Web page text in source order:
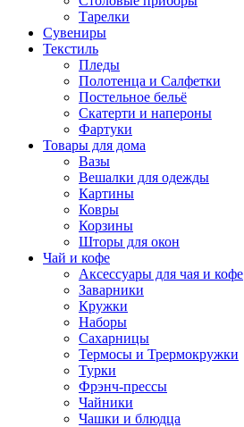
Тарелки
Сувениры
Текстиль
Пледы
Полотенца и Салфетки
Постельное бельё
Скатерти и напероны
Фартуки
Товары для дома
Вазы
Вешалки для одежды
Картины
Ковры
Корзины
Шторы для окон
Чай и кофе
Аксессуары для чая и кофе
Заварники
Кружки
Наборы
Сахарницы
Термосы и Трермокружки
Турки
Фрэнч-прессы
Чайники
Чашки и блюдца